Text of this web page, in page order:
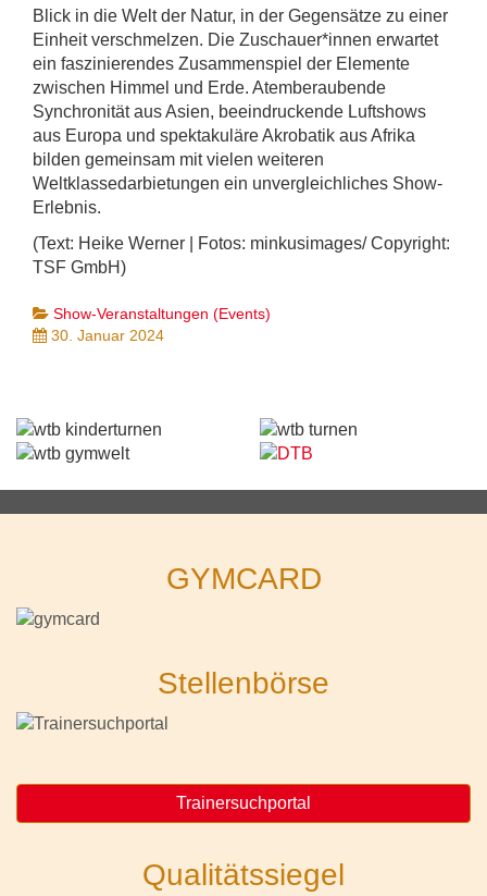
Blick in die Welt der Natur, in der Gegensätze zu einer
Einheit verschmelzen. Die Zuschauer*innen erwartet
ein faszinierendes Zusammenspiel der Elemente
zwischen Himmel und Erde. Atemberaubende
Synchronität aus Asien, beeindruckende Luftshows
aus Europa und spektakuläre Akrobatik aus Afrika
bilden gemeinsam mit vielen weiteren
Weltklassedarbietungen ein unvergleichliches Show-
Erlebnis.
(Text: Heike Werner | Fotos: minkusimages/ Copyright:
TSF GmbH)
Show-Veranstaltungen (Events)
30. Januar 2024
GYMCARD
Stellenbörse
Trainersuchportal
Qualitätssiegel